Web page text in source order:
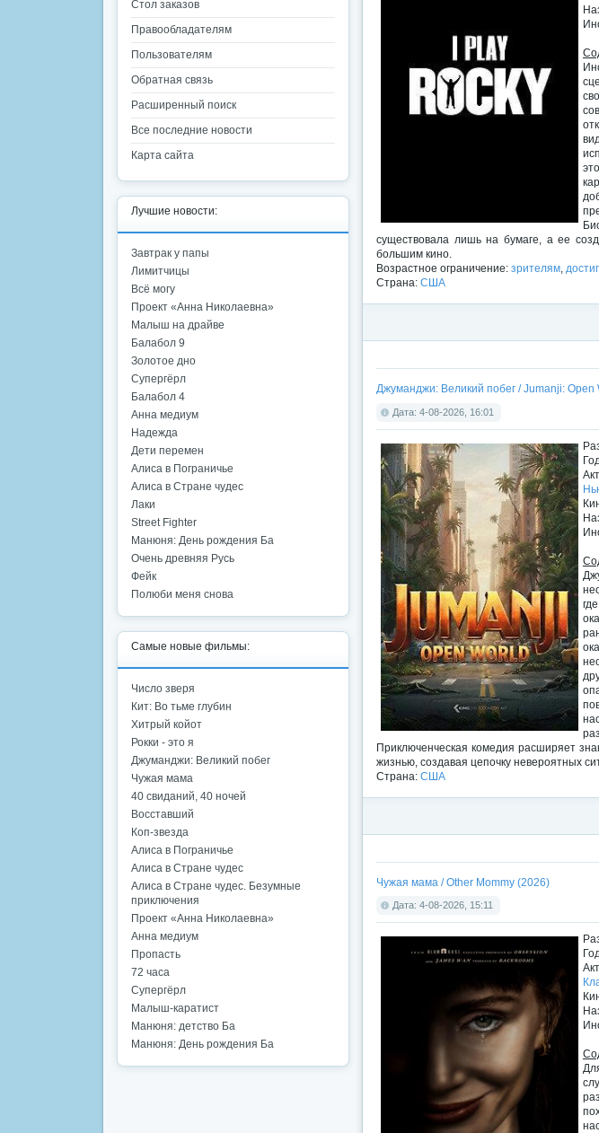
существовала лишь на бумаге, а ее
большим кино.
Возрастное ограничение: зрителям,
Страна: США
Джуманджи: Великий побег / Jumanji: Open
Дата: 4-08-2026, 16:01
Приключенческая комедия расширяет
жизнью, создавая цепочку невероятных
Страна: США
Чужая мама / Other Mommy (2026)
Дата: 4-08-2026, 15:11
Стол заказов
Правообладателям
Пользователям
Обратная связь
Расширенный поиск
Все последние новости
Карта сайта
Лучшие новости:
Завтрак у папы
Лимитчицы
Всё могу
Проект «Анна Николаевна»
Малыш на драйве
Балабол 9
Золотое дно
Супергёрл
Балабол 4
Анна медиум
Надежда
Дети перемен
Алиса в Пограничье
Алиса в Стране чудес
Лаки
Street Fighter
Манюня: День рождения Ба
Очень древняя Русь
Фейк
Полюби меня снова
Самые новые фильмы:
Число зверя
Кит: Во тьме глубин
Хитрый койот
Рокки - это я
Джуманджи: Великий побег
Чужая мама
40 свиданий, 40 ночей
Восставший
Коп-звезда
Алиса в Пограничье
Алиса в Стране чудес
Алиса в Стране чудес. Безумные
приключения
Проект «Анна Николаевна»
Анна медиум
Пропасть
72 часа
Супергёрл
Малыш-каратист
Манюня: детство Ба
Манюня: День рождения Ба